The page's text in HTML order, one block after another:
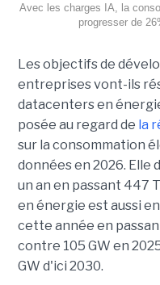
Avec les charges IA, la
progresser de
Les objectifs de
entreprises vont-ils
datacenters en
posée au regard de la
sur la consommation
données en 2026. Elle
un an en passant 447
en énergie est aussi
cette année en
contre 105 GW en
GW d'ici 2030.